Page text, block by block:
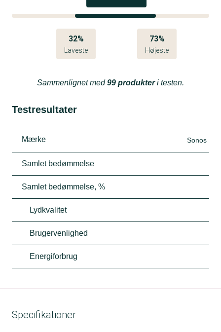
32%
Laveste
73%
Højeste
Sammenlignet med99 produkteri testen.
Testresultater
Mærke Sonos
Samlet bedømmelse
Samlet bedømmelse, %
Lydkvalitet
Brugervenlighed
Energiforbrug
Specifikationer